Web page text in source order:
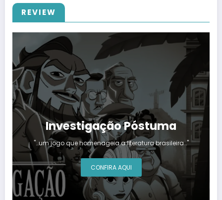
REVIEW
Investigação Póstuma
"…um jogo que homenageia a literatura brasileira…"
CONFIRA AQUI